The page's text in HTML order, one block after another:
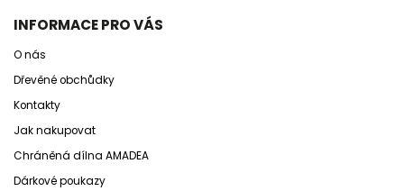
INFORMACE PRO VÁS
O nás
Dřevěné obchůdky
Kontakty
Jak nakupovat
Chráněná dílna AMADEA
Dárkové poukazy